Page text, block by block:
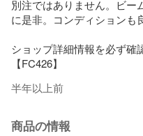
別注ではありません。ビー
に是非。コンディションも
ショップ詳細情報を必ず確
【FC426】
半年以上前
商品の情報